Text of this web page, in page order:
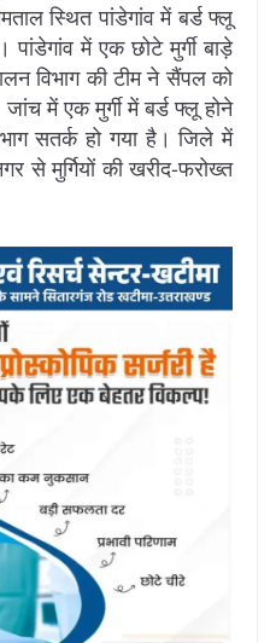
स्थित पांडेगांव में बर्ड फ्लू
में एक छोटे मुर्गी बाड़े
विभाग की टीम ने सैंपल को
में एक मुर्गी में बर्ड फ्लू होने
सतर्क हो गया है। जिले में
से मुर्गियों की खरीद-फरोख्त